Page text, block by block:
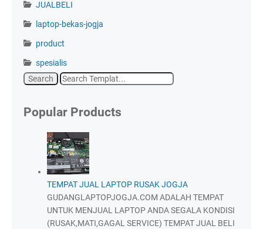
JUALBELI
laptop-bekas-jogja
product
spesialis
Popular Products
TEMPAT JUAL LAPTOP RUSAK JOGJA
GUDANGLAPTOPJOGJA.COM ADALAH TEMPAT
UNTUK MENJUAL LAPTOP ANDA SEGALA KONDISI
(RUSAK,MATI,GAGAL SERVICE) TEMPAT JUAL BELI